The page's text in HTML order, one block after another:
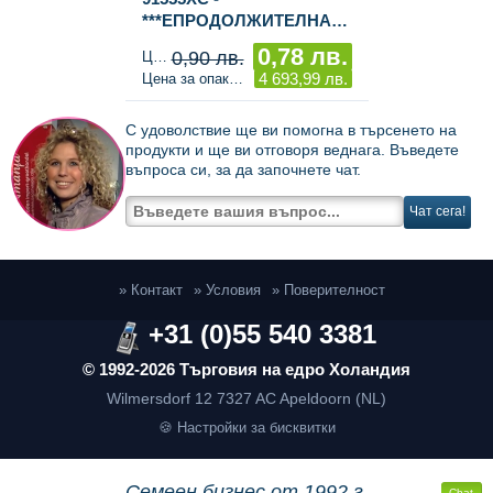
***ЕПРОДОЛЖИТЕЛНА
ОФЕРТА*** КОМПЛЕКТ
СВЕТЕЩИ КОЛЕДНИ
ШАПКИ (6 000 бр.)
Цена за брой 0,90 лв. 0,78 лв.
Цена за опаковка 4 693,99 лв.
С удоволствие ще ви помогна в търсенето на
продукти и ще ви отговоря веднага. Въведете
въпроса си, за да започнете чат.
Чат сега!
» Контакт » Условия » Поверителност
© 1992-2026 Търговия на едро Холандия
Wilmersdorf 12 7327 AC Apeldoorn (NL)
+31 (0)55 540 3381
🍪 Настройки за бисквитки